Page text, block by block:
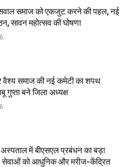
समाज को एकजुट करने की पहल, नई
सावन महोत्सव की घोषणा
वैश्य समाज की नई कमेटी का शपथ
गुप्ता बने जिला अध्यक्ष
अस्पताल में बीएसएल प्रबंधन का बड़ा
सेवाओं को आधुनिक और मरीज-केंद्रित